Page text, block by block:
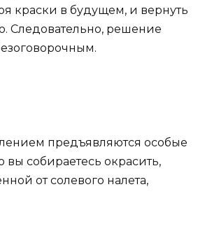
краски в будущем, и вернуть
Следовательно, решение
предъявляются особые
вы собираетесь окрасить,
от солевого налета,